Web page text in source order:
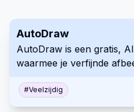
AutoDraw
AutoDraw is een gratis,
waarmee je verfijnde
uitgebreide bibliotheek
illustraties, waardoor
#Veelzijdig